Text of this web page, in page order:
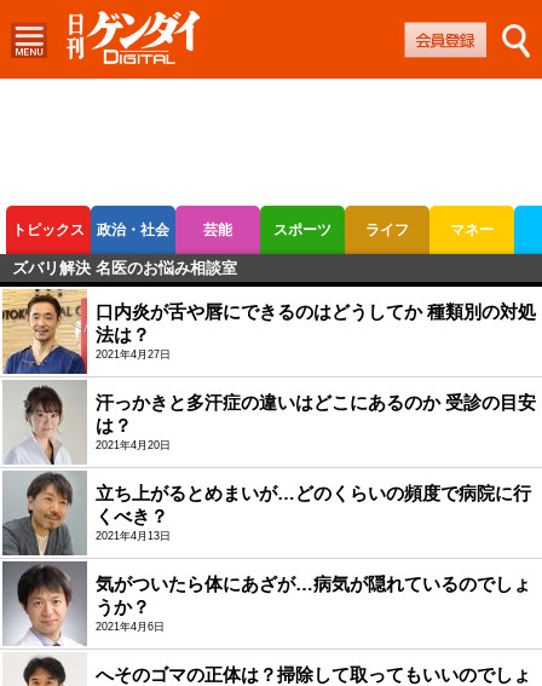
トピックス 政治・社会 芸能 スポーツ ライフ マネー
ボートレース 競輪 オートレース
ズバリ解決 名医のお悩み相談室
口内炎が舌や唇にできるのはどうしてか 種類別の対処
法は？
2021年4月27日
汗っかきと多汗症の違いはどこにあるのか 受診の目安
は？
2021年4月20日
立ち上がるとめまいが…どのくらいの頻度で病院に行
くべき？
2021年4月13日
気がついたら体にあざが…病気が隠れているのでしょ
うか？
2021年4月6日
へそのゴマの正体は？掃除して取ってもいいのでしょ